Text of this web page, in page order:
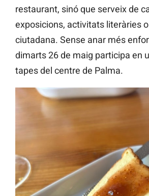
restaurant, sinó que serveix de
exposicions, activitats literàries
ciutadana. Sense anar més
dimarts 26 de maig participa en
tapes del centre de Palma.